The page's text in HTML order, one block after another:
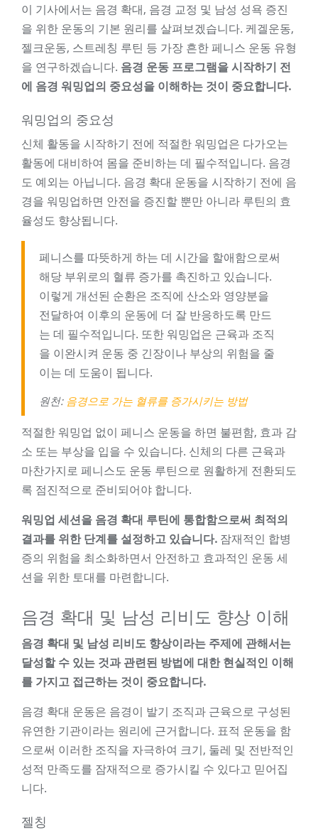
이 기사에서는 음경 확대, 음경 교정 및 남성 성욕 증진
을 위한 운동의 기본 원리를 살펴보겠습니다. 케겔운동,
젤크운동, 스트레칭 루틴 등 가장 흔한 페니스 운동 유형
을 연구하겠습니다. 음경 운동 프로그램을 시작하기 전
에 음경 워밍업의 중요성을 이해하는 것이 중요합니다.
워밍업의 중요성
신체 활동을 시작하기 전에 적절한 워밍업은 다가오는
활동에 대비하여 몸을 준비하는 데 필수적입니다. 음경
도 예외는 아닙니다. 음경 확대 운동을 시작하기 전에 음
경을 워밍업하면 안전을 증진할 뿐만 아니라 루틴의 효
율성도 향상됩니다.
페니스를 따뜻하게 하는 데 시간을 할애함으로써
해당 부위로의 혈류 증가를 촉진하고 있습니다.
이렇게 개선된 순환은 조직에 산소와 영양분을
전달하여 이후의 운동에 더 잘 반응하도록 만드
는 데 필수적입니다. 또한 워밍업은 근육과 조직
을 이완시켜 운동 중 긴장이나 부상의 위험을 줄
이는 데 도움이 됩니다.
원천: 음경으로 가는 혈류를 증가시키는 방법
적절한 워밍업 없이 페니스 운동을 하면 불편함, 효과 감
소 또는 부상을 입을 수 있습니다. 신체의 다른 근육과
마찬가지로 페니스도 운동 루틴으로 원활하게 전환되도
록 점진적으로 준비되어야 합니다.
워밍업 세션을 음경 확대 루틴에 통합함으로써 최적의
결과를 위한 단계를 설정하고 있습니다. 잠재적인 합병
증의 위험을 최소화하면서 안전하고 효과적인 운동 세
션을 위한 토대를 마련합니다.
음경 확대 및 남성 리비도 향상 이해
음경 확대 및 남성 리비도 향상이라는 주제에 관해서는
달성할 수 있는 것과 관련된 방법에 대한 현실적인 이해
를 가지고 접근하는 것이 중요합니다.
음경 확대 운동은 음경이 발기 조직과 근육으로 구성된
유연한 기관이라는 원리에 근거합니다. 표적 운동을 함
으로써 이러한 조직을 자극하여 크기, 둘레 및 전반적인
성적 만족도를 잠재적으로 증가시킬 수 있다고 믿어집
니다.
젤칭